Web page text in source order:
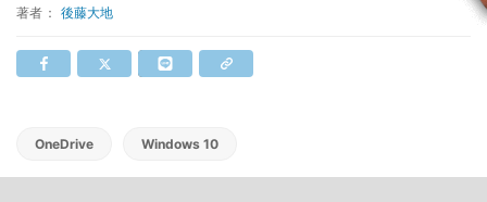
著者： 後藤大地
OneDrive Windows 10